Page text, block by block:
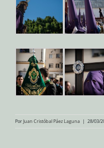
PorJuan Cristóbal Páez Laguna | 28/03/